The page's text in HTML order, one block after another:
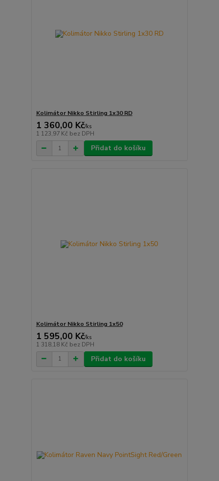
Kolimátor Nikko Stirling 1x30 RD
1 360,00 Kč/ks
1 123,97 Kč bez DPH
Přidat do košíku
Kolimátor Nikko Stirling 1x50
1 595,00 Kč/ks
1 318,18 Kč bez DPH
Přidat do košíku